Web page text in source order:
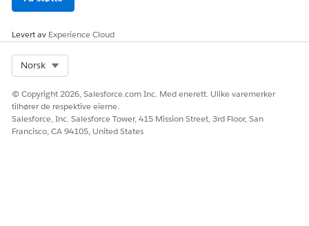
Levert av Experience Cloud
Norsk
© Copyright 2026, Salesforce.com Inc. Med enerett. Ulike varemerker
tilhører de respektive eierne.
Salesforce, Inc. Salesforce Tower, 415 Mission Street, 3rd Floor, San
Francisco, CA 94105, United States